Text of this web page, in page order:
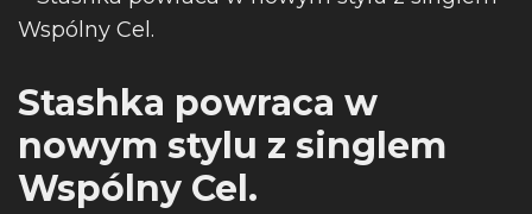
Stashka powraca w
nowym stylu z singlem
Wspólny Cel.